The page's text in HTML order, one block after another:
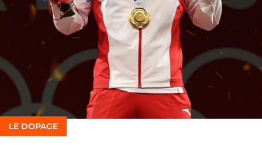
LE DOPAGE